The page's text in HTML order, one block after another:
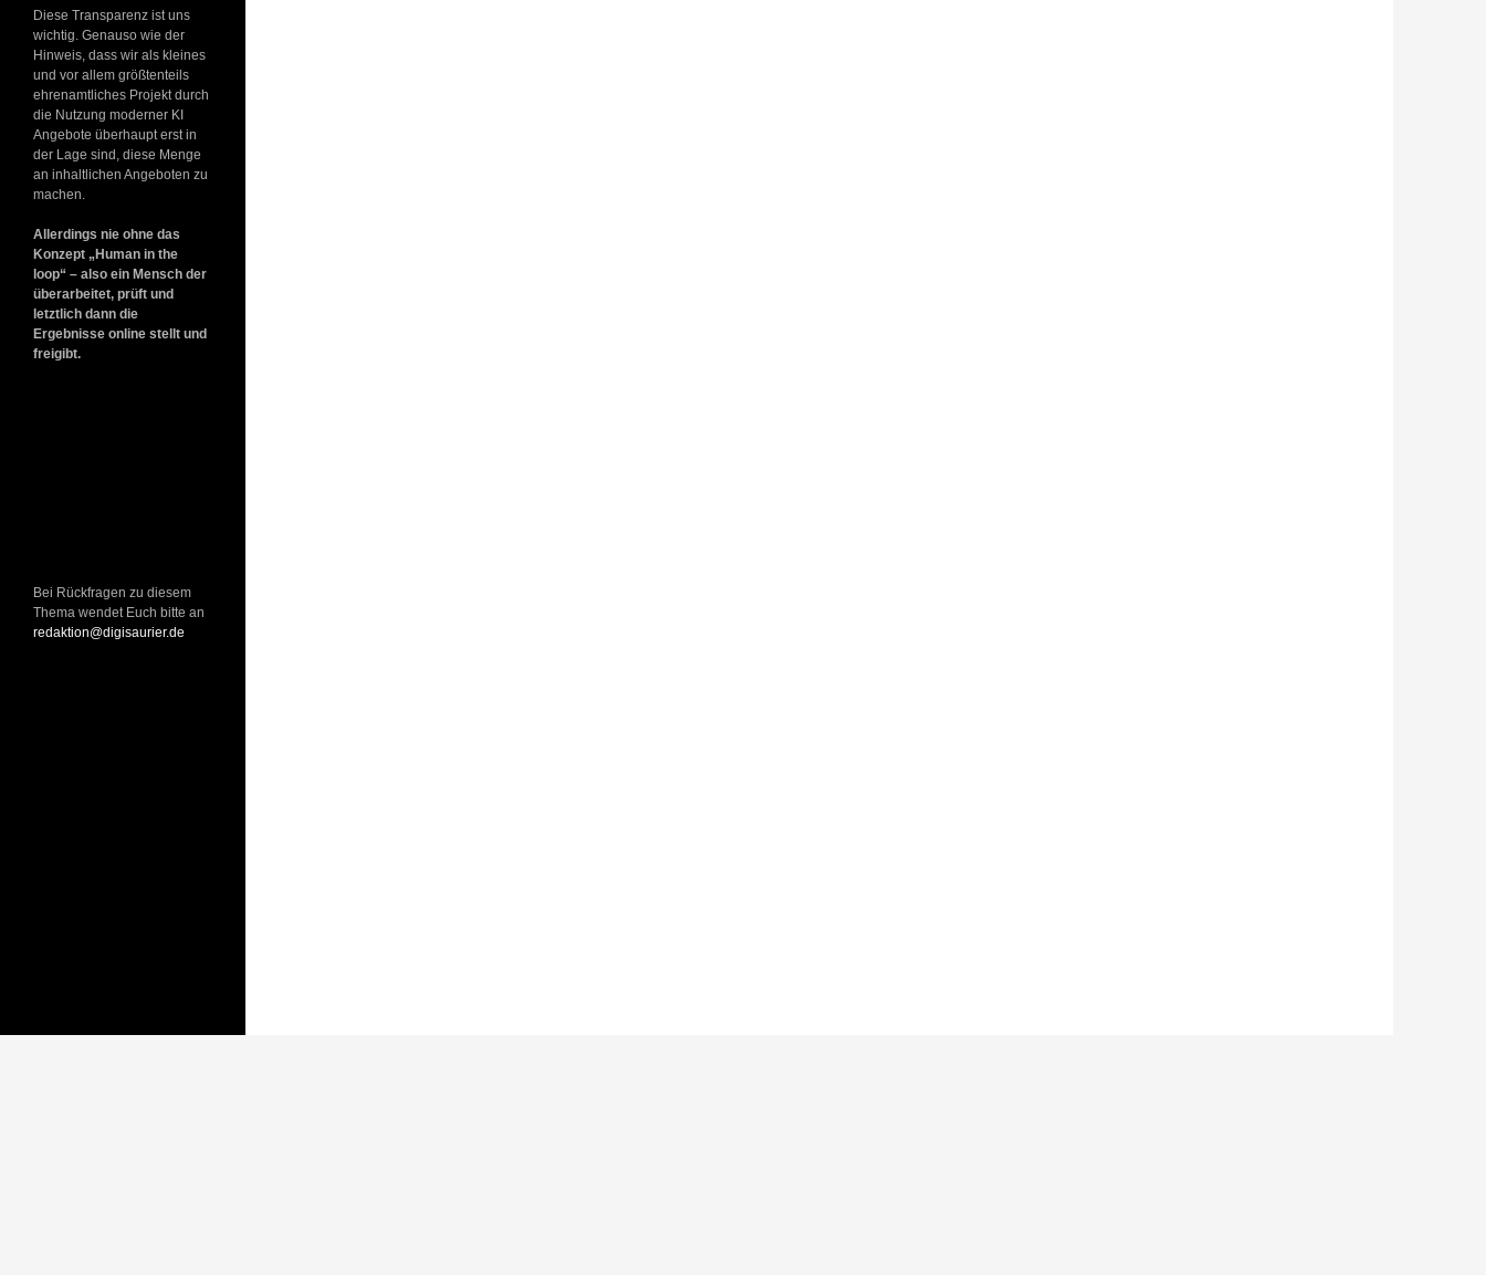
Diese Transparenz ist uns
wichtig. Genauso wie der
Hinweis, dass wir als kleines
und vor allem größtenteils
ehrenamtliches Projekt durch
die Nutzung moderner KI
Angebote überhaupt erst in
der Lage sind, diese Menge
an inhaltlichen Angeboten zu
machen.
Allerdings nie ohne das
Konzept „Human in the
loop“ – also ein Mensch der
überarbeitet, prüft und
letztlich dann die
Ergebnisse online stellt und
freigibt.
Bei Rückfragen zu diesem
Thema wendet Euch bitte an
redaktion@digisaurier.de